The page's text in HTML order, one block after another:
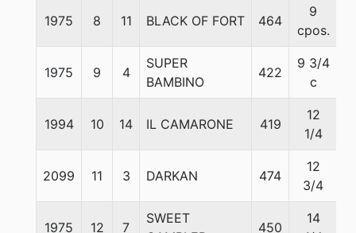
1975 8 11 BLACK OF FORT 464
9
cpos.
1975 9 4
SUPER
BAMBINO
422
9 3/4
c
1994 10 14 IL CAMARONE 419
12
1/4
2099 11 3 DARKAN 474
12
3/4
1975 12 7
SWEET
450
14